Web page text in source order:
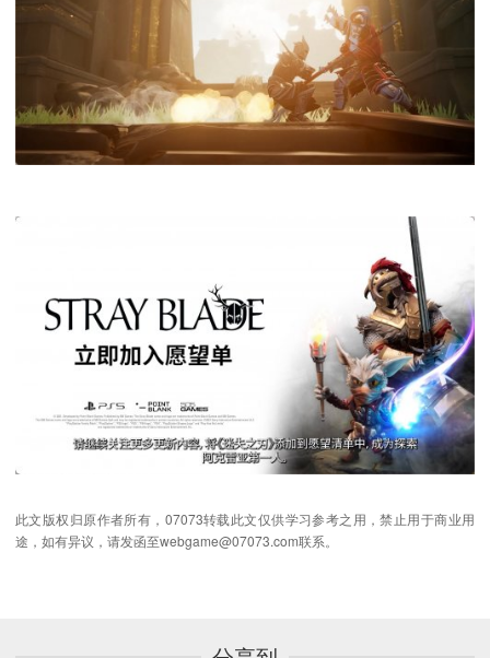
此文版权归原作者所有，07073转载此文仅供学习参考之用，禁止用于商业用
途，如有异议，请发函至webgame@07073.com联系。